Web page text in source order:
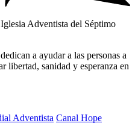
Adventista del Séptimo
a ayudar a las personas a
libertad, sanidad y esperanza en
Adventista Canal Hope